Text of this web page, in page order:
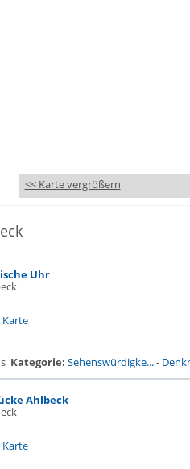
<< Karte vergrößern
Uhr
Karte
Kategorie: Sehenswürdigke...-
Ahlbeck
Karte